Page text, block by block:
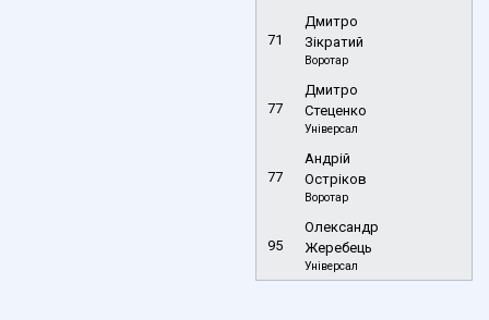
71
Дмитро
Зікратий
Воротар
77
Дмитро
Стеценко
Універсал
77
Андрій
Остріков
Воротар
95
Олександр
Жеребець
Універсал